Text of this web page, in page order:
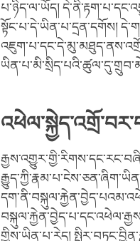
པ་ཉིད་ལ་ཡོད།
སྟོང་པ་དེ་ཡིན་པ་དྲན་དགོས།
གྱིས་ཡིན་པ་རེད།